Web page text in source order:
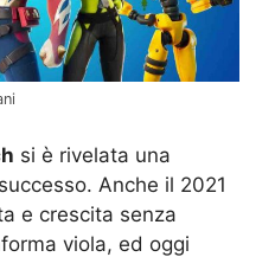
si è rivelata una
Anche il 2021
e crescita senza
viola, ed oggi